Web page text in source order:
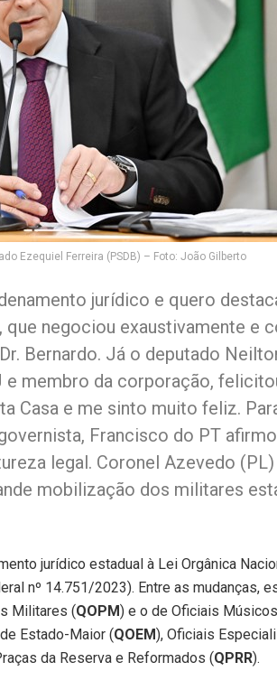
Ezequiel Ferreira (PSDB) – Foto: João Gilberto
jurídico e quero
negociou exaustivamente e
Bernardo. Já o deputado
e membro da corporação,
Casa e me sinto muito feliz.
Francisco do PT
legal. Coronel Azevedo
mobilização dos militares
jurídico estadual à Lei Orgânica
nº 14.751/2023). Entre as mudanças,
Militares (QOPM) e o de Oficiais
Estado-Maior (QOEM), Oficiais
da Reserva e Reformados (QPRR).